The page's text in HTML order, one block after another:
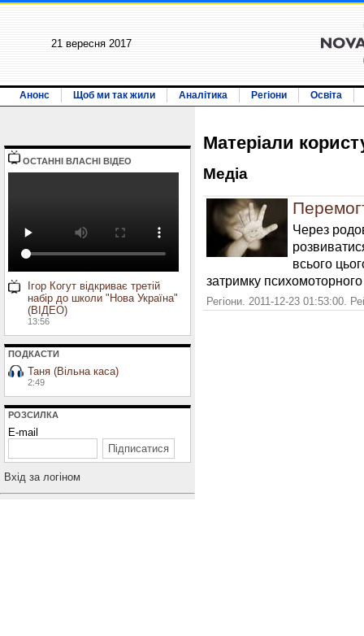
21 вересня 2017
Анонс Щоб ми так жили Аналітика Регіони Освіта
ОСТАННI ВЛАСНI ВIДЕО
Ігор Когут відкриває третій
набір до школи "Нова Україна"
(ВІДЕО)
13:56
ПОДКАСТИ
Таня (Вільна каса)
2:49
РОЗСИЛКА
E-mail
Вхiд за логiном
Матерiали
Медiа
Через
всього
затримку
Регіони. 2011-12-23 01:53:00.